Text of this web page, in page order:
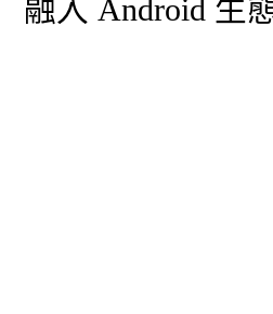
融入 Android 生